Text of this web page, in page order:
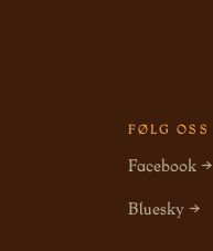
FØLG OSS
Facebook →
Bluesky →